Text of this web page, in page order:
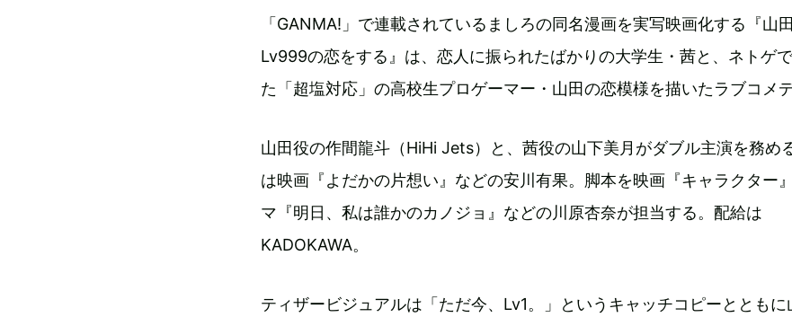
「GANMA!」で連載されているましろの同名漫画を実写映画化する『山
Lv999の恋をする』は、恋人に振られたばかりの大学生・茜と、ネトゲ
た「超塩対応」の高校生プロゲーマー・山田の恋模様を描いたラブコメデ
山田役の作間龍斗（HiHi Jets）と、茜役の山下美月がダブル主演を務め
は映画『よだかの片想い』などの安川有果。脚本を映画『キャラクター
マ『明日、私は誰かのカノジョ』などの川原杏奈が担当する。配給は
KADOKAWA。
ティザービジュアルは「ただ今、Lv1。」というキャッチコピーとともに